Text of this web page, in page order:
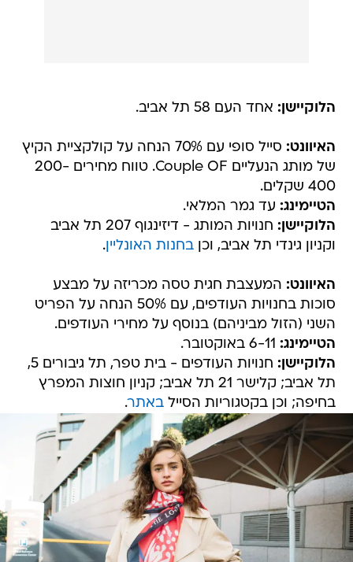
הלוקיישן: אחד העם 58 תל אביב.
האיוונט:
סייל סופי עם 70% הנחה על קולקציית הקיץ
של מותג הנעליים Couple OF. טווח מחירים 200-
400 שקלים.
הטיימינג: עד גמר המלאי.
הלוקיישן:
חנויות המותג - דיזינגוף 207 תל אביב
וקניון גינדי תל אביב, וכןבחנות האונליין.
האיוונט: המעצבת חגית טסה מכריזה על מבצע
סוכות בחנויות העודפים, עם 50% הנחה על הפריט
השני (הזול מביניהם) בנוסף על מחירי העודפים.
הטיימינג:
הלוקיישן:
חנויות העודפים - בית טפר, תל גיבורים 5,
תל אביב; קלישר 21 תל אביב; קניון חוצות המפרץ
בחיפה; וכן בקטגוריות הסיילבאתר.